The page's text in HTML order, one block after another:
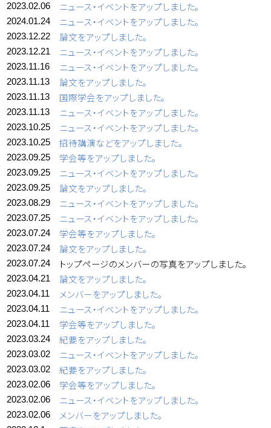
2023.02.06 ニュース・イベントをアップしました。
2024.01.24 ニュース・イベントをアップしました。
2023.12.22 論文をアップしました。
2023.12.21 ニュース・イベントをアップしました。
2023.11.16 ニュース・イベントをアップしました。
2023.11.13 論文をアップしました。
2023.11.13 国際学会をアップしました。
2023.11.13 ニュース・イベントをアップしました。
2023.10.25 ニュース・イベントをアップしました。
2023.10.25 招待講演などをアップしました。
2023.09.25 学会等をアップしました。
2023.09.25 ニュース・イベントをアップしました。
2023.09.25 論文をアップしました。
2023.08.29 ニュース・イベントをアップしました。
2023.07.25 ニュース・イベントをアップしました。
2023.07.24 学会等をアップしました。
2023.07.24 論文をアップしました。
2023.07.24 トップページのメンバーの写真をアップしました。
2023.04.21 論文をアップしました。
2023.04.11 メンバーをアップしました。
2023.04.11 ニュース・イベントをアップしました。
2023.04.11 学会等をアップしました。
2023.03.24 紀要をアップしました。
2023.03.02 ニュース・イベントをアップしました。
2023.03.02 紀要をアップしました。
2023.02.06 学会等をアップしました。
2023.02.06 ニュース・イベントをアップしました。
2023.02.06 メンバーをアップしました。